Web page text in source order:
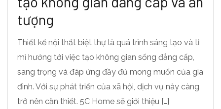
tượng
Thiết kế nội thất biệt thự là quá trình sáng tạo và tỉ
mỉ hướng tới việc tạo không gian sống đẳng cấp,
sang trọng và đáp ứng đầy đủ mong muốn của gia
đình. Với sự phát triển của xã hội, dịch vụ này càng
trở nên cần thiết. 5C Home sẽ giới thiệu […]